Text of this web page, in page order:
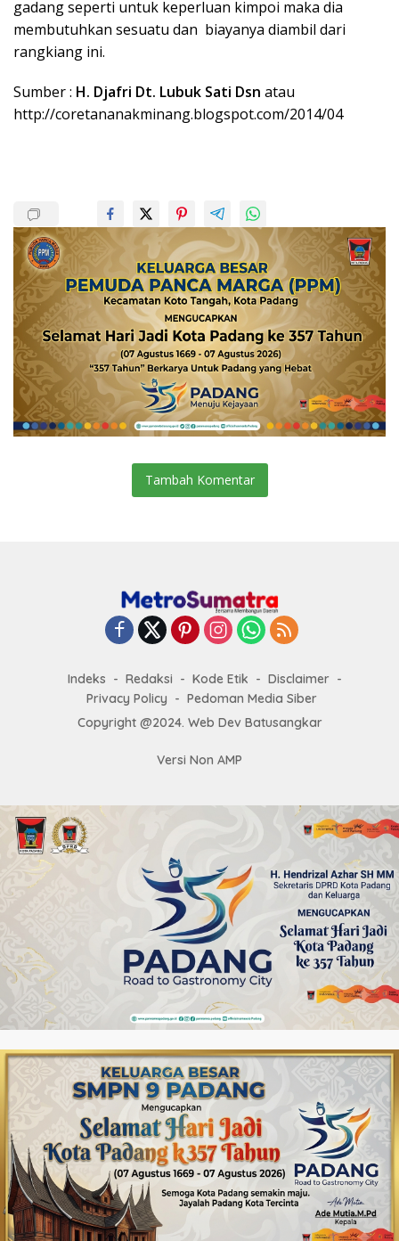
gadang seperti untuk keperluan kimpoi maka dia
membutuhkan sesuatu dan biayanya diambil dari
rangkiang ini.
Sumber : H. Djafri Dt. Lubuk Sati Dsn atau
http://coretananakminang.blogspot.com/2014/04
Tambah Komentar
Indeks Redaksi Kode Etik
Disclaimer
Privacy Policy
Pedoman Media Siber
Copyright @2024. Web Dev Batusangkar
Versi Non AMP